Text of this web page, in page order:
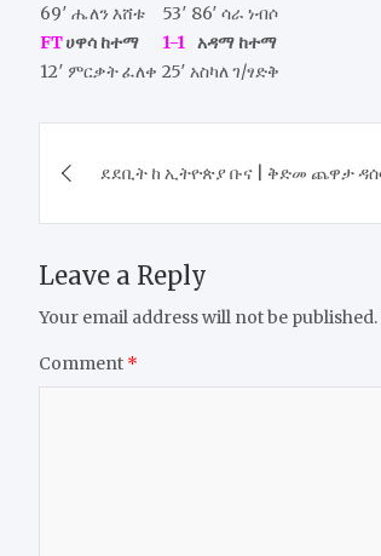
69′ ሔለን እሸቱ
53′ 86′ ሳራ ነብሶ
FTሀዋሳ ከተማ 1-1
አዳማ ከተማ
12′ ምርቃት ፈለቀ 25′ አስካለ ገ/ፃድቅ
navigation
ደደቢት ከ ኢትዮጵያ ቡና | ቅድመ ጨዋታ
Leave a Reply
Your email address will not be published.
Comment *